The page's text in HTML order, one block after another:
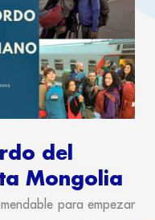
del
Mongolia
para empezar